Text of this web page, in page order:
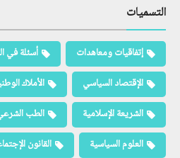
التسميات
إتفاقيات ومعاهدات
أسئلة في
الإقتصاد السياسي
الأملاك
الشريعة الإسلامية
الطب
العلوم السياسية
القانون